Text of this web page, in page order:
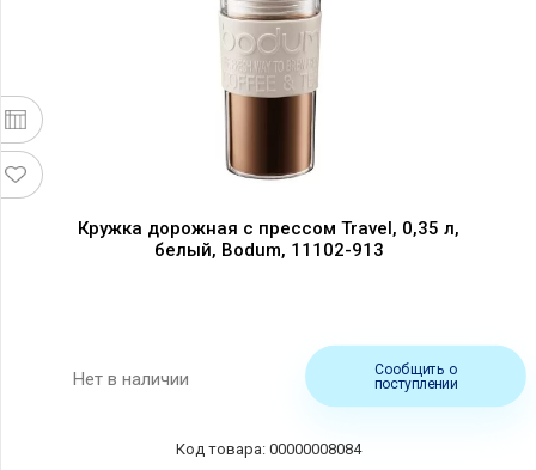
Кружка дорожная с прессом Travel, 0,35 л,
белый, Bodum, 11102-913
Нет в наличии
Сообщить о
поступлении
Код товара: 00000008084